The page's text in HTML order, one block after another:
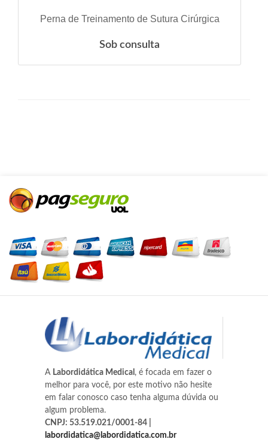
VER DETALHES
Perna de Treinamento de Sutura Cirúrgica
Sob consulta
A Labordidática Medical , é focada em fazer o
melhor para você, por este motivo não hesite
em falar conosco caso tenha alguma dúvida ou
algum problema.
CNPJ: 53.519.021/0001-84 |
labordidatica@labordidatica.com.br